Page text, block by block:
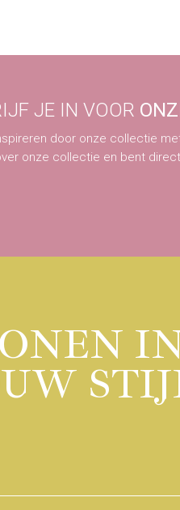
JE IN VOOR
door onze collectie
onze collectie en bent